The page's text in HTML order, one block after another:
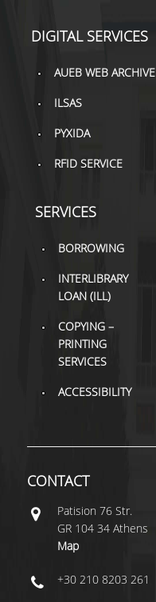
DIGITAL SERVICES
AUEB WEB ARCHIVE
ILSAS
PYXIDA
RFID SERVICE
SERVICES
BORROWING
INTERLIBRARY
LOAN (ILL)
COPYING –
PRINTING
SERVICES
ACCESSIBILITY
CONTACT
Patisiοn 76 Str.
GR 104 34 Athens
Map
+30 210 8203 261